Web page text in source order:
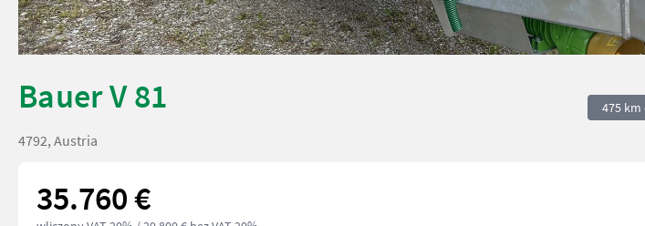
Bauer V 81 475 km
4792, Austria
35.760 €